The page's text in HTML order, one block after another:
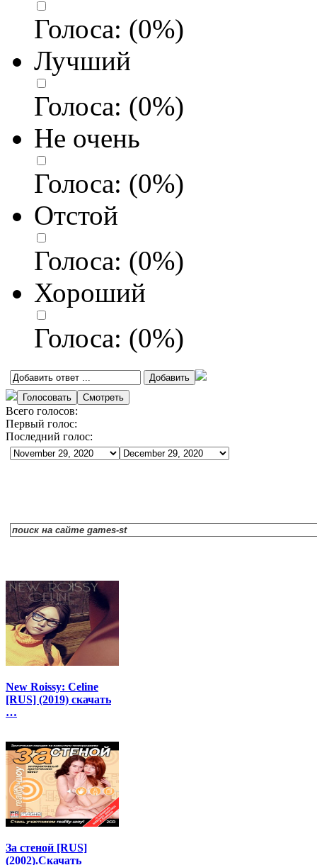
Голоса: (0%)
Лучший
Голоса: (0%)
Не очень
Голоса: (0%)
Отстой
Голоса: (0%)
Хороший
Голоса: (0%)
Всего голосов:
Первый голос:
Последний голос:
New Roissy: Celine
[RUS] (2019) скачать
…
За стеной [RUS]
(2002).Скачать